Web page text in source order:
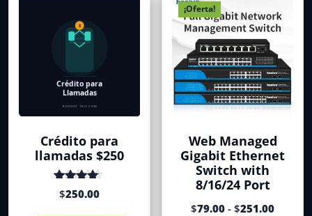
Crédito para
llamadas $250
Valorado
conde 5
$250.00
¡Oferta!
Web Managed
Gigabit Ethernet
Switch with
8/16/24 Port
$79.00 - $251.00Rango